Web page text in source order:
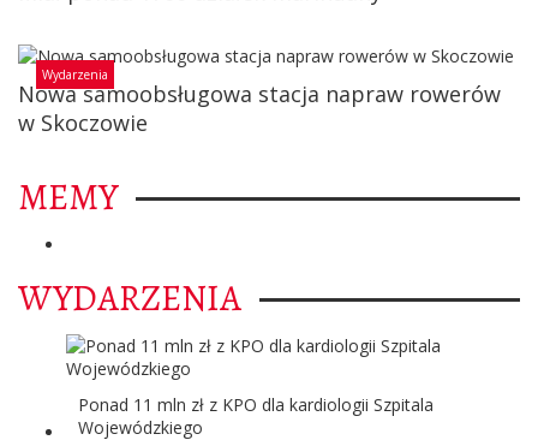
Wydarzenia
Nowa samoobsługowa stacja napraw rowerów
w Skoczowie
MEMY
WYDARZENIA
Ponad 11 mln zł z KPO dla kardiologii Szpitala
Wojewódzkiego